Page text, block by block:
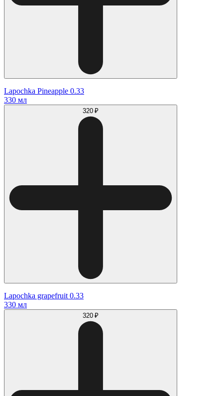
Lapochka Pineapple 0.33
330 мл
320 ₽
Lapochka grapefruit 0.33
330 мл
320 ₽